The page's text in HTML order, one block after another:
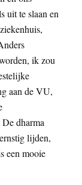
uit te slaan en
ik zou
aan de VU,
dharma
lijden,
een mooie